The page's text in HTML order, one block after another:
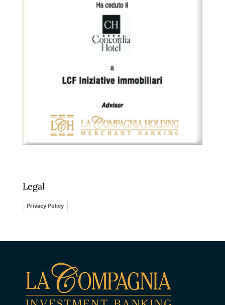
Legal
Privacy Policy